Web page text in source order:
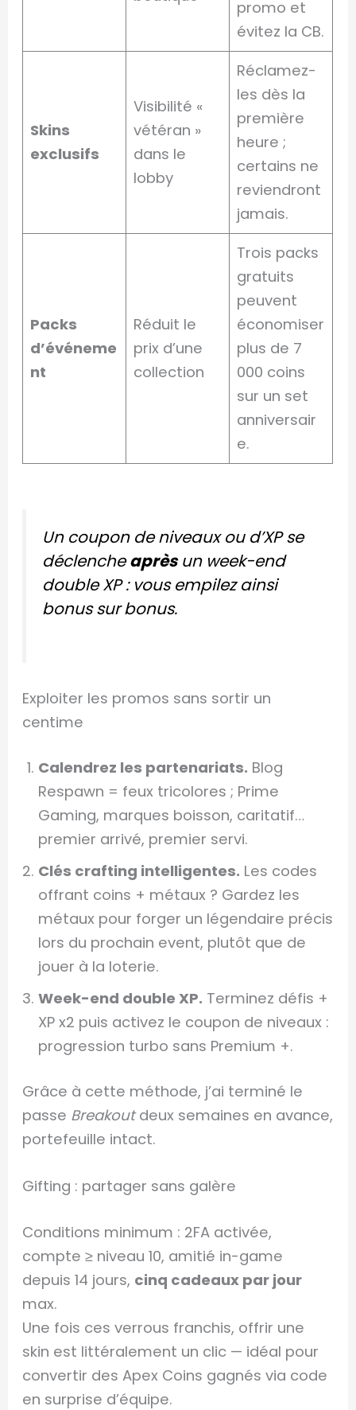
promo et
évitez la CB.
Skins
exclusifs
Visibilité «
vétéran »
dans le
lobby
Réclamez-
les dès la
première
heure ;
certains ne
reviendront
jamais.
Packs
d’événeme
nt
Réduit le
prix d’une
collection
Trois packs
gratuits
peuvent
économiser
plus de 7
000 coins
sur un set
anniversair
e.
Un coupon de niveaux ou d’XP se
déclencheaprèsun week-end
double XP : vous empilez ainsi
bonus sur bonus.
Exploiter les promos sans sortir un
centime
Calendrez les partenariats. Blog
Respawn = feux tricolores ; Prime
Gaming, marques boisson, caritatif…
premier arrivé, premier servi.
Clés crafting intelligentes. Les codes
offrant coins + métaux ? Gardez les
métaux pour forger un légendaire précis
lors du prochain event, plutôt que de
jouer à la loterie.
Week-end double XP. Terminez défis +
XP x2 puis activez le coupon de niveaux :
progression turbo sans Premium +.
Grâce à cette méthode, j’ai terminé le
passe Breakoutdeux semaines en avance,
portefeuille intact.
Gifting : partager sans galère
Conditions minimum : 2FA activée,
compte ≥ niveau 10, amitié in-game
depuis 14 jours, cinq cadeaux par jour
max.
Une fois ces verrous franchis, offrir une
skin est littéralement un clic — idéal pour
convertir des Apex Coins gagnés via code
en surprise d’équipe.